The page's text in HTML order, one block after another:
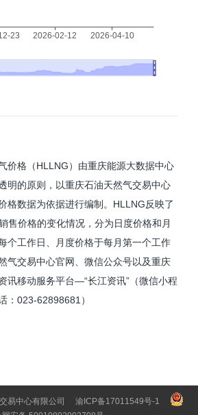
价格（HLLNG）由重庆能源大数据中心
明的原则，以重庆石油天然气交易中心
格数据为依据进行编制。HLLNG反映了
售价格的变化情况，分为日度价格和月
个工作日、月度价格于每月第一个工作
气交易中心官网、微信公众号以及重庆
讯移动服务平台—“长江资讯”（微信小程
：023-62898681）
易中心有限公司
渝ICP备17011549号-1